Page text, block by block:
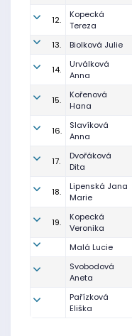
12.
Kopecká
Tereza
13. Biolková Julie
14.
Urválková
Anna
15.
Kořenová
Hana
16.
Slavíková
Anna
17.
Dvořáková
Dita
18.
Lipenská Jana
Marie
19.
Kopecká
Veronika
Malá Lucie
Svobodová
Aneta
Pařízková
Eliška